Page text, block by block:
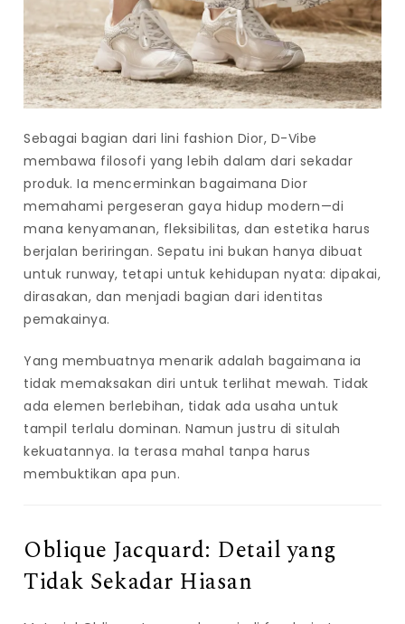
Sebagai bagian dari lini fashion Dior, D-Vibe
membawa filosofi yang lebih dalam dari sekadar
produk. Ia mencerminkan bagaimana Dior
memahami pergeseran gaya hidup modern—di
mana kenyamanan, fleksibilitas, dan estetika harus
berjalan beriringan. Sepatu ini bukan hanya dibuat
untuk runway, tetapi untuk kehidupan nyata: dipakai,
dirasakan, dan menjadi bagian dari identitas
pemakainya.
Yang membuatnya menarik adalah bagaimana ia
tidak memaksakan diri untuk terlihat mewah. Tidak
ada elemen berlebihan, tidak ada usaha untuk
tampil terlalu dominan. Namun justru di situlah
kekuatannya. Ia terasa mahal tanpa harus
membuktikan apa pun.
Oblique Jacquard: Detail yang
Tidak Sekadar Hiasan